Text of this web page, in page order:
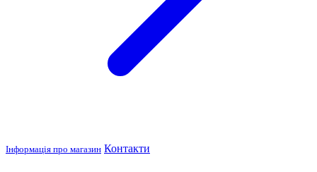
Інформація про магазин Контакти